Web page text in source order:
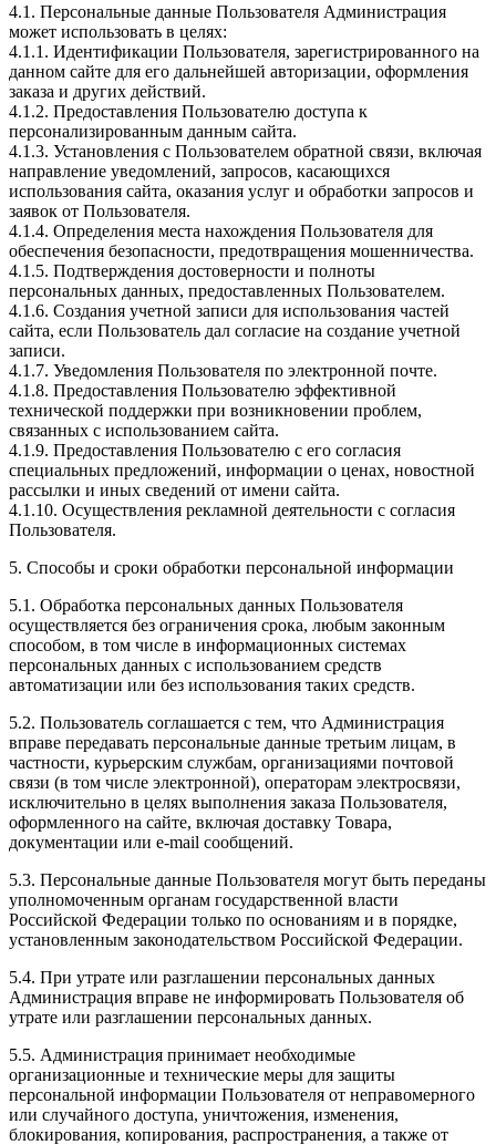
4.1. Персональные данные Пользователя Администрация
может использовать в целях:
4.1.1. Идентификации Пользователя, зарегистрированного на
данном сайте для его дальнейшей авторизации, оформления
заказа и других действий.
4.1.2. Предоставления Пользователю доступа к
персонализированным данным сайта.
4.1.3. Установления с Пользователем обратной связи, включая
направление уведомлений, запросов, касающихся
использования сайта, оказания услуг и обработки запросов и
заявок от Пользователя.
4.1.4. Определения места нахождения Пользователя для
обеспечения безопасности, предотвращения мошенничества.
4.1.5. Подтверждения достоверности и полноты
персональных данных, предоставленных Пользователем.
4.1.6. Создания учетной записи для использования частей
сайта, если Пользователь дал согласие на создание учетной
записи.
4.1.7. Уведомления Пользователя по электронной почте.
4.1.8. Предоставления Пользователю эффективной
технической поддержки при возникновении проблем,
связанных с использованием сайта.
4.1.9. Предоставления Пользователю с его согласия
специальных предложений, информации о ценах, новостной
рассылки и иных сведений от имени сайта.
4.1.10. Осуществления рекламной деятельности с согласия
Пользователя.
5. Способы и сроки обработки персональной информации
5.1. Обработка персональных данных Пользователя
осуществляется без ограничения срока, любым законным
способом, в том числе в информационных системах
персональных данных с использованием средств
автоматизации или без использования таких средств.
5.2. Пользователь соглашается с тем, что Администрация
вправе передавать персональные данные третьим лицам, в
частности, курьерским службам, организациями почтовой
связи (в том числе электронной), операторам электросвязи,
исключительно в целях выполнения заказа Пользователя,
оформленного на сайте, включая доставку Товара,
документации или e-mail сообщений.
5.3. Персональные данные Пользователя могут быть переданы
уполномоченным органам государственной власти
Российской Федерации только по основаниям и в порядке,
установленным законодательством Российской Федерации.
5.4. При утрате или разглашении персональных данных
Администрация вправе не информировать Пользователя об
утрате или разглашении персональных данных.
5.5. Администрация принимает необходимые
организационные и технические меры для защиты
персональной информации Пользователя от неправомерного
или случайного доступа, уничтожения, изменения,
блокирования, копирования, распространения, а также от